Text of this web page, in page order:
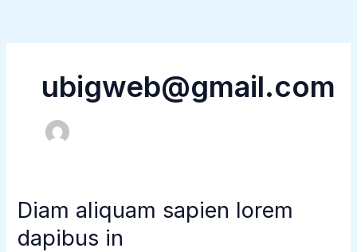
ubigweb@gmail.com
Diam aliquam sapien lorem
dapibus in